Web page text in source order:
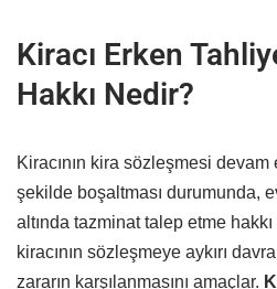
Kiracı Erken
Hakkı Nedir?
Kiracının kira sözleşmesi
şekilde boşaltması durumunda,
altında tazminat talep etme
kiracının sözleşmeye aykırı
zararın karşılanmasını amaçlar.